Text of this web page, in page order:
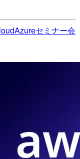
Azureセミナー会